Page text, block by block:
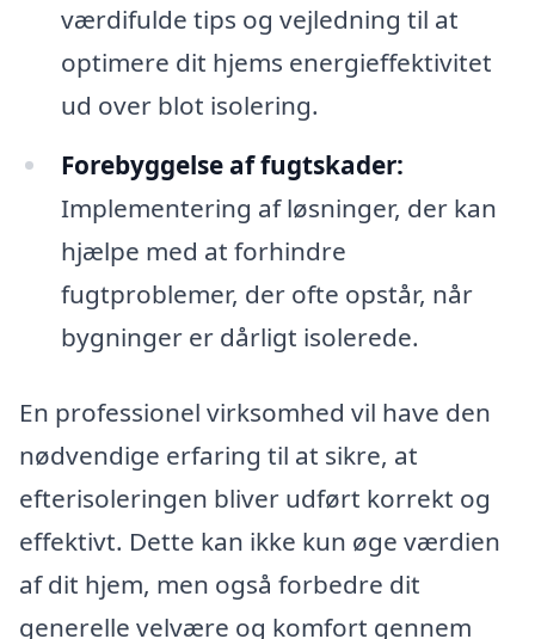
værdifulde tips og vejledning til at
optimere dit hjems energieffektivitet
ud over blot isolering.
Forebyggelse af fugtskader:
Implementering af løsninger, der kan
hjælpe med at forhindre
fugtproblemer, der ofte opstår, når
bygninger er dårligt isolerede.
En professionel virksomhed vil have den
nødvendige erfaring til at sikre, at
efterisoleringen bliver udført korrekt og
effektivt. Dette kan ikke kun øge værdien
af dit hjem, men også forbedre dit
generelle velvære og komfort gennem